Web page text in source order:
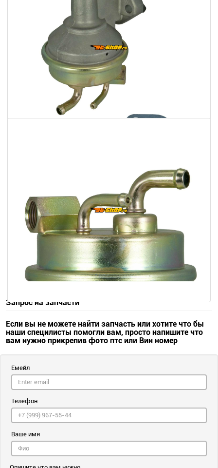
Запрос на запчасти
Если вы не можете найти запчасть или хотите что бы
наши специлисты помогли вам, просто напишите что
вам нужно прикрепив фото птс или Вин номер
Емейл
Телефон
Ваше имя